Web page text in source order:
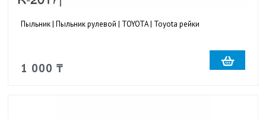
Пыльник | Пыльник рулевой | TOYOTA | Toyota рейки
1 000 ₸